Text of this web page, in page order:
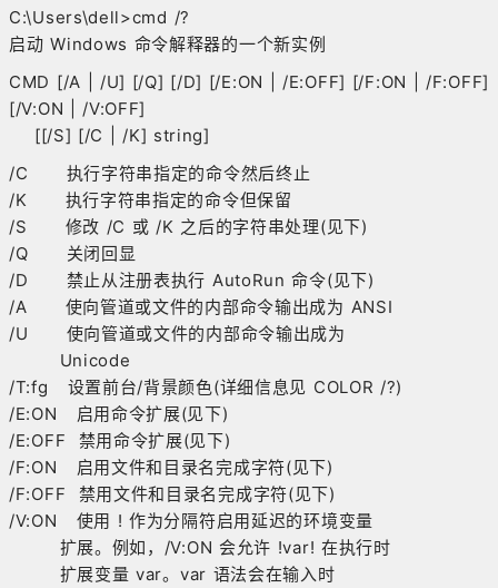
C:\Users\dell>cmd /?
启动 Windows 命令解释器的一个新实例
CMD [/A | /U] [/Q] [/D] [/E:ON | /E:OFF] [/F:ON | /F:OFF]
[/V:ON | /V:OFF]
[[/S] [/C | /K] string]
/C 执行字符串指定的命令然后终止
/K 执行字符串指定的命令但保留
/S 修改 /C 或 /K 之后的字符串处理(见下)
/Q 关闭回显
/D 禁止从注册表执行 AutoRun 命令(见下)
/A 使向管道或文件的内部命令输出成为 ANSI
/U 使向管道或文件的内部命令输出成为
Unicode
/T:fg 设置前台/背景颜色(详细信息见 COLOR /?)
/E:ON 启用命令扩展(见下)
/E:OFF 禁用命令扩展(见下)
/F:ON 启用文件和目录名完成字符(见下)
/F:OFF 禁用文件和目录名完成字符(见下)
/V:ON 使用 ! 作为分隔符启用延迟的环境变量
扩展。例如，/V:ON 会允许 !var! 在执行时
扩展变量 var。var 语法会在输入时